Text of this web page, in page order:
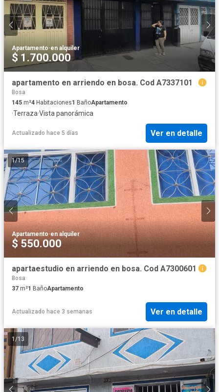
Apartamento·en alquiler
$ 1.700.000
apartamento en arriendo en bosa. Cod A7337101
Bosa
145 m²4 Habitaciones1 BañoApartamento
·Terraza·Vista panorámica
Actualizado hace 5 días Ver en detalle
1/15
Apartamento·en alquiler
$ 550.000
apartaestudio en arriendo en bosa. Cod A7300601
Bosa
37 m²1 BañoApartamento
Actualizado hace 3 semanas Ver en detalle
1 /13